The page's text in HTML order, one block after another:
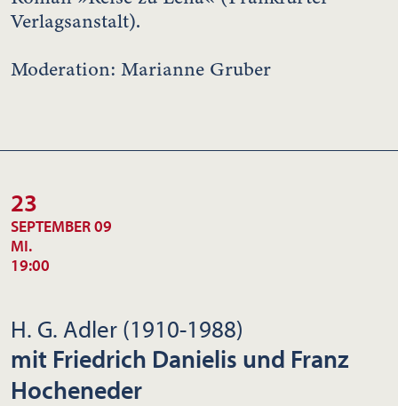
Verlagsanstalt).
Moderation: Marianne Gruber
23
SEPTEMBER 09
MI.
19:00
H. G. Adler (1910-1988)
mit Friedrich Danielis und Franz
Hocheneder